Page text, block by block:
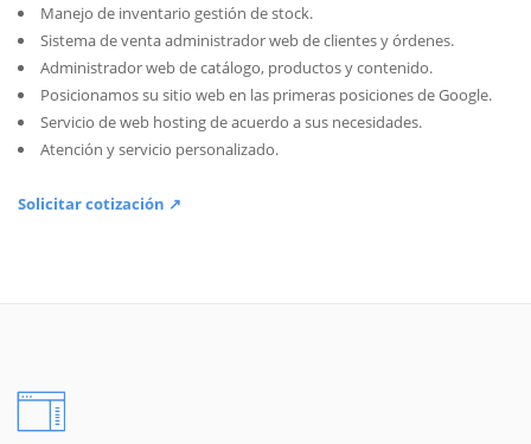
Manejo de inventario gestión de stock.
Sistema de venta administrador web de clientes y órdenes.
Administrador web de catálogo, productos y contenido.
Posicionamos su sitio web en las primeras posiciones de Google.
Servicio de web hosting de acuerdo a sus necesidades.
Atención y servicio personalizado.
Solicitar cotización ↗